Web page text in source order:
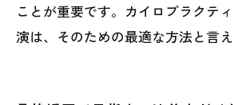
ことが重要です。カイロプラクテ
演は、そのための最適な方法と言え